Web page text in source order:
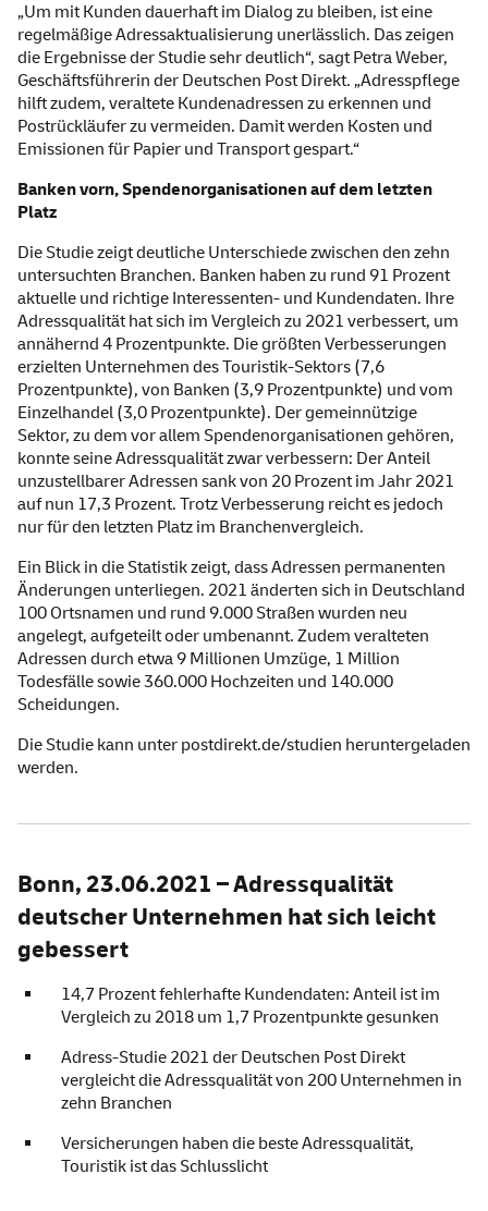
„Um mit Kunden dauerhaft im Dialog zu bleiben, ist eine
regelmäßige Adressaktualisierung unerlässlich. Das zeigen
die Ergebnisse der Studie sehr deutlich“, sagt Petra Weber,
Geschäftsführerin der Deutschen Post Direkt. „Adresspflege
hilft zudem, veraltete Kundenadressen zu erkennen und
Postrückläufer zu vermeiden. Damit werden Kosten und
Emissionen für Papier und Transport gespart.“
Banken vorn, Spendenorganisationen auf dem letzten
Platz
Die Studie zeigt deutliche Unterschiede zwischen den zehn
untersuchten Branchen. Banken haben zu rund 91 Prozent
aktuelle und richtige Interessenten- und Kundendaten. Ihre
Adressqualität hat sich im Vergleich zu 2021 verbessert, um
annähernd 4 Prozentpunkte. Die größten Verbesserungen
erzielten Unternehmen des Touristik-Sektors (7,6
Prozentpunkte), von Banken (3,9 Prozentpunkte) und vom
Einzelhandel (3,0 Prozentpunkte). Der gemeinnützige
Sektor, zu dem vor allem Spendenorganisationen gehören,
konnte seine Adressqualität zwar verbessern: Der Anteil
unzustellbarer Adressen sank von 20 Prozent im Jahr 2021
auf nun 17,3 Prozent. Trotz Verbesserung reicht es jedoch
nur für den letzten Platz im Branchenvergleich.
Ein Blick in die Statistik zeigt, dass Adressen permanenten
Änderungen unterliegen. 2021 änderten sich in Deutschland
100 Ortsnamen und rund 9.000 Straßen wurden neu
angelegt, aufgeteilt oder umbenannt. Zudem veralteten
Adressen durch etwa 9 Millionen Umzüge, 1 Million
Todesfälle sowie 360.000 Hochzeiten und 140.000
Scheidungen.
Die Studie kann unter postdirekt.de/studien heruntergeladen
werden.
Bonn, 23.06.2021 – Adressqualität
deutscher Unternehmen hat sich leicht
gebessert
14,7 Prozent fehlerhafte Kundendaten: Anteil ist im
Vergleich zu 2018 um 1,7 Prozentpunkte gesunken
Adress-Studie 2021 der Deutschen Post Direkt
vergleicht die Adressqualität von 200 Unternehmen in
zehn Branchen
Versicherungen haben die beste Adressqualität,
Touristik ist das Schlusslicht